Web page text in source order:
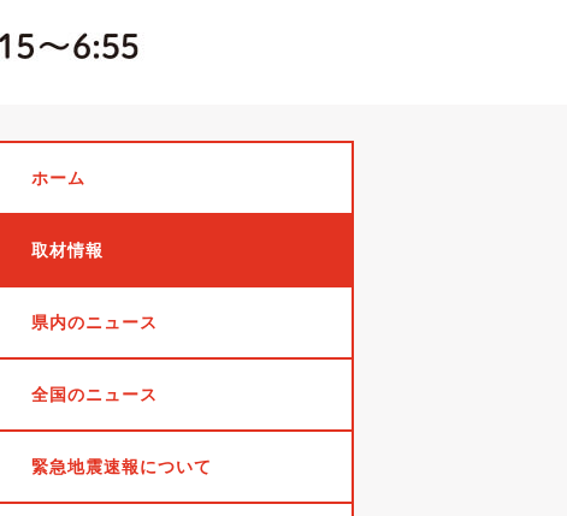
ホーム
取材情報
県内のニュース
全国のニュース
緊急地震速報について